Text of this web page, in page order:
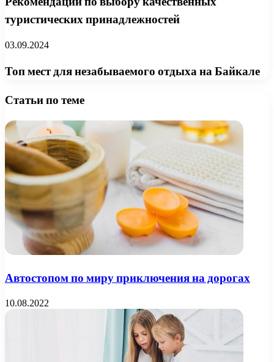
туристических принадлежностей
03.09.2024
Топ мест для незабываемого отдыха на Байкале
Статьи по теме
Автостопом по миру приключения на дорогах
10.08.2022